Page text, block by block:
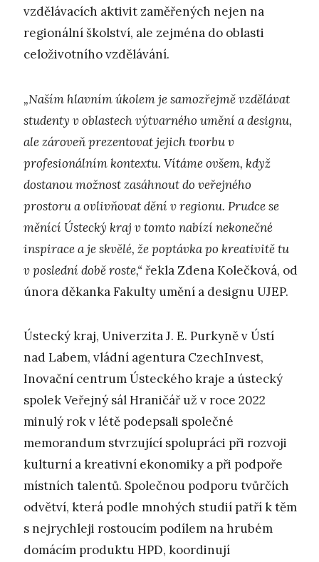
vzdělávacích aktivit zaměřených nejen na
regionální školství, ale zejména do oblasti
celoživotního vzdělávání.
„Naším hlavním úkolem je samozřejmě vzdělávat
studenty v oblastech výtvarného umění a designu,
ale zároveň prezentovat jejich tvorbu v
profesionálním kontextu. Vítáme ovšem, když
dostanou možnost zasáhnout do veřejného
prostoru a ovlivňovat dění v regionu. Prudce se
měnící Ústecký kraj v tomto nabízí nekonečné
inspirace a je skvělé, že poptávka po kreativitě tu
v poslední době roste,“ řekla Zdena Kolečková, od
února děkanka Fakulty umění a designu UJEP.
Ústecký kraj, Univerzita J. E. Purkyně v Ústí
nad Labem, vládní agentura CzechInvest,
Inovační centrum Ústeckého kraje a ústecký
spolek Veřejný sál Hraničář už v roce 2022
minulý rok v létě podepsali společné
memorandum stvrzující spolupráci při rozvoji
kulturní a kreativní ekonomiky a při podpoře
místních talentů. Společnou podporu tvůrčích
odvětví, která podle mnohých studií patří k těm
s nejrychleji rostoucím podílem na hrubém
domácím produktu HPD, koordinují